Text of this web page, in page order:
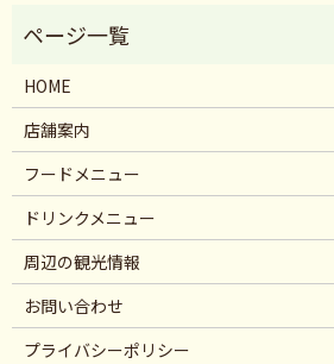
HOME
店舗案内
フードメニュー
ドリンクメニュー
周辺の観光情報
お問い合わせ
プライバシーポリシー